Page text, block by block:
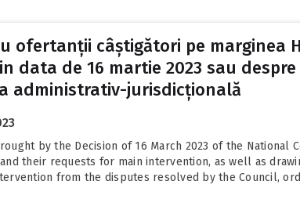
ofertanții câștigători pe marginea
data de 16 martie 2023 sau
administrativ-jurisdicțională
by the Decision of 16 March 2023 of the National
their requests for main intervention, as well as
from the disputes resolved by the Council,